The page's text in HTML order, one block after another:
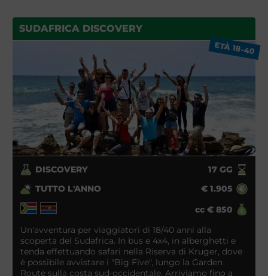
SUDAFRICA DISCOVERY
ETÀ 18-40
DISCOVERY 17GG
TUTTO L'ANNO
€ 1.905
cc € 850
Un'avventura per viaggiatori di 18/40 anni alla
scoperta del Sudafrica. In bus e 4x4, in alberghetti e
tenda effettuando safari nella Riserva di Kruger, dove
è possibile avvistare i "Big Five", lungo la Garden
Route sulla costa sud-occidentale. Arriviamo fino a